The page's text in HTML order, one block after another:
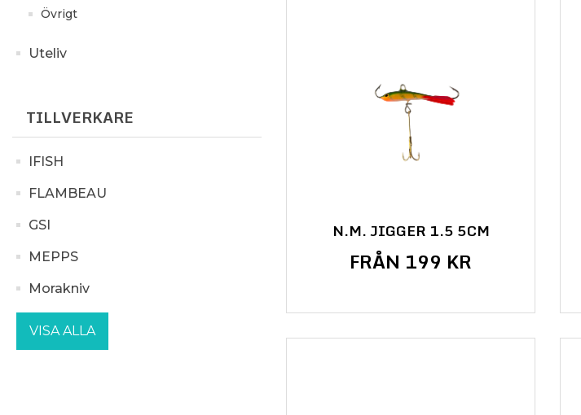
Övrigt
Uteliv
TILLVERKARE
IFISH
FLAMBEAU
GSI
MEPPS
Morakniv
VISA ALLA
N.M. JIGGER 1.5 5CM
FRÅN 199 KR